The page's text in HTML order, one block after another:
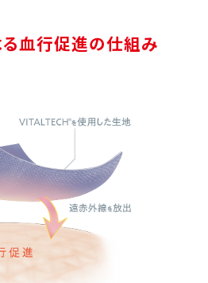
血行促進の仕組み